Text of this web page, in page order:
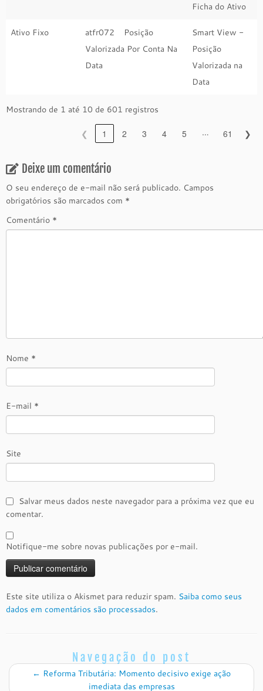
Ficha do Ativo
Ativo Fixo
atfr072 Posição
Valorizada Por Conta Na
Data
Smart View -
Posição
Valorizada na
Data
Mostrando de 1 até 10 de 601 registros
❮ 1 2 3 4 5 … 61 ❯
Deixe um comentário
O seu endereço de e-mail não será publicado. Campos
obrigatórios são marcados com *
Comentário *
Nome *
E-mail *
Site
Salvar meus dados neste navegador para a próxima vez que eu
comentar.
Notifique-me sobre novas publicações por e-mail.
Este site utiliza o Akismet para reduzir spam. Saiba como seus
dados em comentários são processados.
Navegação do post
← Reforma Tributária: Momento decisivo exige ação
imediata das empresas